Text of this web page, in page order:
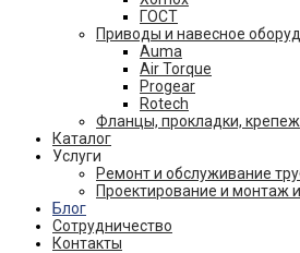
ГОСТ
Приводы и навесное
Auma
Air Torque
Progear
Rotech
Фланцы, прокладки, крепеж
Каталог
Услуги
Ремонт и обслуживание
Проектирование и монтаж
Блог
Сотрудничество
Контакты